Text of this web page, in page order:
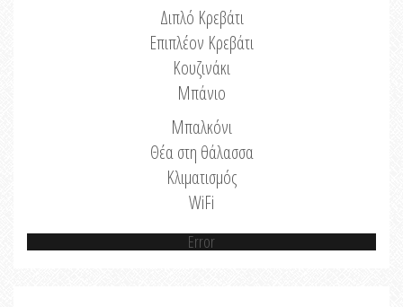
Διπλό Κρεβάτι
Επιπλέον Κρεβάτι
Κουζινάκι
Μπάνιο
Μπαλκόνι
Θέα στη θάλασσα
Κλιματισμός
WiFi
Error